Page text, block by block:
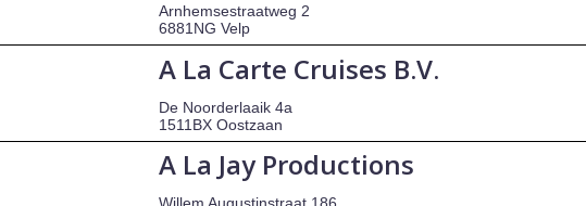
Arnhemsestraatweg 2
6881NG Velp
A La Carte Cruises B.V.
De Noorderlaaik 4a
1511BX Oostzaan
A La Jay Productions